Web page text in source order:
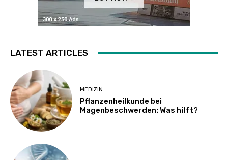
LATEST ARTICLES
MEDIZIN
Pflanzenheilkunde bei
Magenbeschwerden: Was hilft?